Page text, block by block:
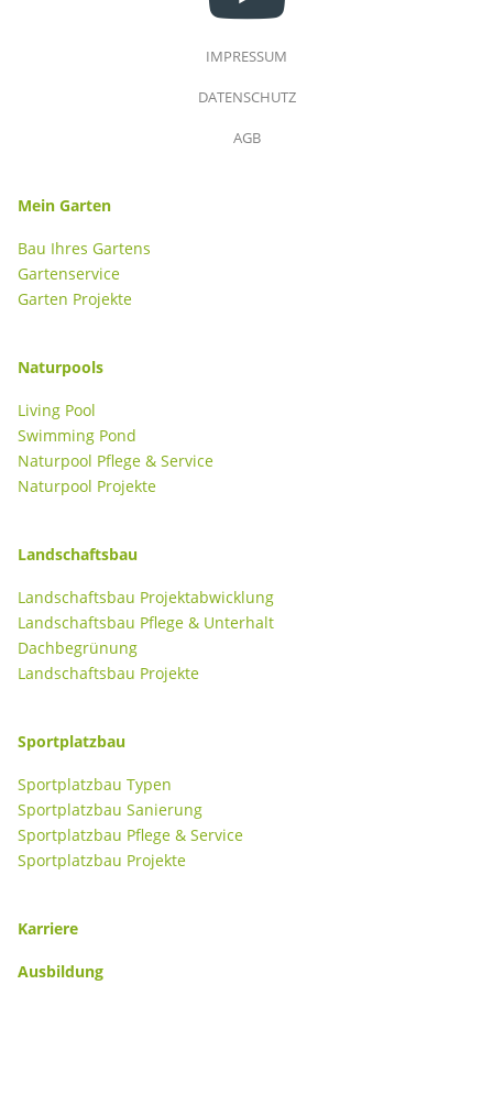
IMPRESSUM
DATENSCHUTZ
AGB
Mein Garten
Bau Ihres Gartens
Gartenservice
Garten Projekte
Naturpools
Living Pool
Swimming Pond
Naturpool Pflege & Service
Naturpool Projekte
Landschaftsbau
Landschaftsbau Projektabwicklung
Landschaftsbau Pflege & Unterhalt
Dachbegrünung
Landschaftsbau Projekte
Sportplatzbau
Sportplatzbau Typen
Sportplatzbau Sanierung
Sportplatzbau Pflege & Service
Sportplatzbau Projekte
Karriere
Ausbildung